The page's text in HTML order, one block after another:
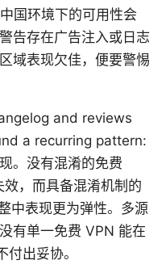
国环境下的可用性会
告存在广告注入或日志
域表现欠佳，便要警惕
and reviews
a recurring pattern:
。没有混淆的免费
，而具备混淆机制的
中表现更为弹性。多源
有单一免费 VPN 能在
付出妥协。